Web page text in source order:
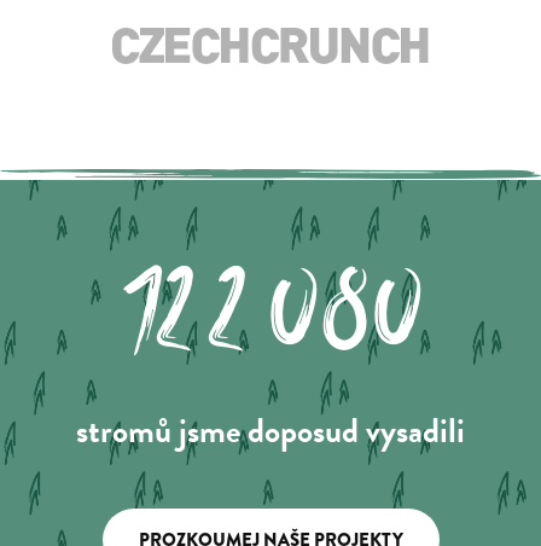
122.080
stromů jsme doposud vysadili
PROZKOUMEJ NAŠE PROJEKTY